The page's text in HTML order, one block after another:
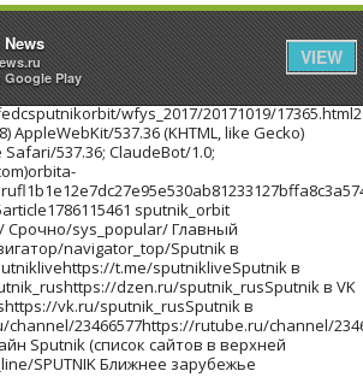
из сирийского Хмеймима, сообщила РИА Новости в пятницу член СПЧ при главе Чечни Хеда Саратова.pervyjj-rejjs-iz-sirii-dostavit-v-groznyjj-gruppu-spasennykh-zhenshhin-i-detejj WFYS-2017WFYS-2017/wfys_2017/Мужчина с ножом напал на посетителей торгового центра на юго-востоке Польши, сообщает радиостанция RFM FM. Один человек погиб, еще восемь получили ранения.2b27cdb07bc2eb7a71c2b953f1777c13/wfys_2017/20171020/18035.htmlВ Польше мужчина с ножом напал на посетителей торгового центраМужчина с ножом напал на посетителей торгового центра на юго-востоке Польши, сообщает радиостанция RFM FM. Один человек погиб, еще восемь получили ранения.v-polshe-muzhchina-s-nozhom-napal-na-posetitelejj-torgovogo-centra WFYS-2017WFYS-2017/wfys_2017/Около тысячи гостей приглашены на премьеру "Матильды" в Петербурге, которая состоится 23 октября в Мариинском театре, сообщил РИА Новости представитель организатора кинопоказа.e207a4eb8e2cc1ed90f6dace8bc7f266/wfys_2017/20171020/18029.htmlНа премьеру "Матильды" в Петербурге приглашены около тысячи гостейОколо тысячи гостей приглашены на премьеру "Матильды" в Петербурге, которая состоится 23 октября в Мариинском театре, сообщил РИА Новости представитель организатора кинопоказа.na-premeru-matildy-v-peterburge-priglasheny-okolo-tysjachi-gostejj WFYS-2017WFYS-2017/wfys_2017/Правительство Испании на заседании в предстоящую субботу намерено применить статью 155 Конституции страны, предполагающую возможность приостановки автономного статуса Каталонии, заявил испанский премьер Мариано Рахой на пресс-конференции в Брюсселе.67e8a19faa971a455b368320404caeaf/wfys_2017/20171020/18024.htmlМадрид в субботу применит статью Конституции, лишающую Каталонию автономииПравительство Испании на заседании в предстоящую субботу намерено применить статью 155 Конституции страны, предполагающую возможность приостановки автономного статуса Каталонии, заявил испанский премьер Мариано Рахой на пресс-конференции в Брюсселе.madrid-v-subbotu-primenit-statju-konstitucii-lishajushhuju-kataloniju-avtonomii WFYS-2017WFYS-2017/wfys_2017/ архивlist_kw1 * list_kw2 * list_kw3/archive/ Инфографика/sys_infographics/b059c3cfb8f6f2a2bded5da6f13eaae2/20210401/obrazovanie-lidery-strany-byvshee-ussr-1033117848.htmlОбразование лидеров стран бывшего СССРОпыт президента далеко не исчерпывается его образованием, но все же это важный фактор становления личности. Где учились лидеры стран бывшего СССР - в инфографикеobrazovanie-liderov-stran-byvshego-sssrobrazovanie-lidery-strany-byvshee-ussr0/20210401/obrazovanie-lidery-strany-byvshee-ussr-1033117848.htmlИнфографикаНовости и события Таджикистана в формате инфографика/infographics/truetruetrueИнфографикаСмотрите инфографики об актуальных событиях в России, Таджикистане и мире на сайте Sputnik ТаджикистанИнфографикаГде учились лидеры стран бывшего СССРГде учились лидеры стран бывшего СССРИнфографика1034271979sputnik_infographicsSputnik/c79d9d/07e5/04/01/1033116733.png099801497/07e5/04/01/1033116733.png09984631212/07e5/04/01/1033116733.png099810701236/07e5/04/01/1033116733.png09989871320/07e5/04/01/1033116733.png09989041403/07e5/04/01/1033116733.png09988211486/07e5/04/01/1033116733.png09989541353/07e5/04/01/1033116733.png09988731434/07e5/04/01/1033116733.png09986541652/07e5/04/01/1033116733.png099802307/07e5/04/01/1033116733.png/07e5/04/01/1033116733.png/07e5/04/01/1033116733.png/07e5/04/01/1033116733.png0998362971/07e5/04/01/1033116733.png0998390943/07e5/04/01/1033116733.png0998334999/07e5/04/01/1033116733.png09982941039/07e5/04/01/1033116733.png09983101023/07e5/04/01/1033116733.png09981681166/07e5/04/01/1033116733.png0998344989/07e5/04/01/1033116733.png0998411922/07e5/04/01/1033116733.png099801395/07e5/04/01/1033116733.png09981771156/07e5/04/01/1033116733.png0998384949/07e5/04/01/1033116733.png0998359974/07e5/04/01/1033116733.png09981181215/07e5/04/01/1033116733.png0998353980/07e5/04/01/1033116733.png01000396937/07e5/04/01/1033116733.png09983151018/07e5/04/01/1033116733.png0998358975/07e5/04/01/1033116733.png09982921041/07e5/04/01/1033116733.png09983011032/07e5/04/01/1033116733.png09982511082/07e5/04/01/1033116733.png01036373961/07e5/04/01/1033116733.png09983101023/07e5/04/01/1033116733.png012003291004/07e5/04/01/1033116733.png09981681166/07e5/04/01/1033116733.png0998401932/07e5/04/01/1033116733.png01000447887/07e5/04/01/1033116733.png0998386947 Видеоhttps://tj.sputniknews.ru/video/https://tj.sputniknews.ru/video/ Фотоленты/sys_photo/abee0543fb5a22545ed4f47ad4daab24/20210405/foto-katoliki-easter-2021-1033135838.htmlПасха в маске: католики со всего
Google Play
VIEW